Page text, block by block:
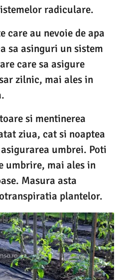
radiculare.
care au nevoie de apa
sa asinguri un sistem
care sa asigure
zilnic, mai ales in
si mentinerea
ziua, cat si noaptea
umbrei. Poti
umbrire, mai ales in
Masura asta
plantelor.